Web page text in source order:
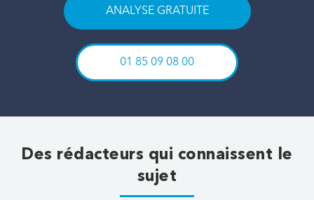
ANALYSE GRATUITE
01 85 09 08 00
Des rédacteurs qui connaissent le
sujet